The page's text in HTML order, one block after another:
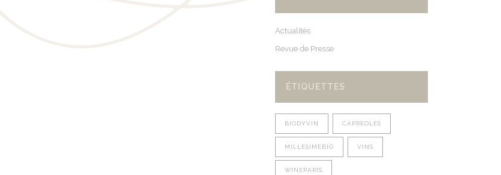
Actualités
Revue de Presse
ÉTIQUETTES
BIODYVIN CAPREOLES
MILLESIMEBIO VINS
WINEPARIS